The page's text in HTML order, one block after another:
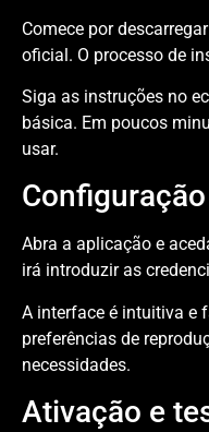
Comece por
oficial. O processo de
Siga as instruções no
básica. Em poucos
usar.
Abra a aplicação e
irá introduzir as
A interface é intuitiva e
preferências de
necessidades.
Ativação e